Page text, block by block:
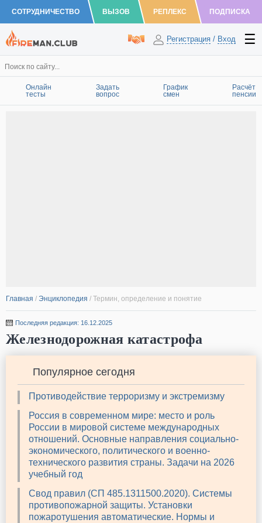
СОТРУДНИЧЕСТВО ВЫЗОВ РЕПЛЕКС ПОДПИСКА
Регистрация / Вход
Онлайн
тесты
Задать
вопрос
График
смен
Расчёт
пенсии
Главная / Энциклопедия / Термин, определение и понятие
Последняя редакция: 16.12.2025
Железнодорожная катастрофа
Популярное сегодня
Противодействие терроризму и экстремизму
Россия в современном мире: место и роль
России в мировой системе международных
отношений. Основные направления социально-
экономического, политического и военно-
технического развития страны. Задачи на 2026
учебный год
Свод правил (СП 485.1311500.2020). Системы
противопожарной защиты. Установки
пожаротушения автоматические. Нормы и